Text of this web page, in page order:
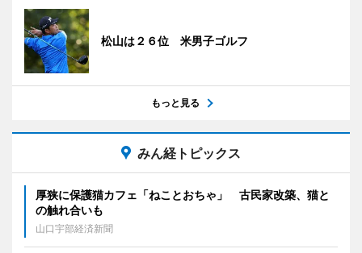
松山は２６位 米男子ゴルフ
もっと見る
みん経トピックス
厚狭に保護猫カフェ「ねことおちゃ」 古民家改築、猫と
の触れ合いも
山口宇部経済新聞